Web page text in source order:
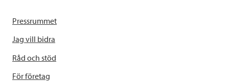
Pressrummet
Jag vill bidra
Råd och stöd
För företag